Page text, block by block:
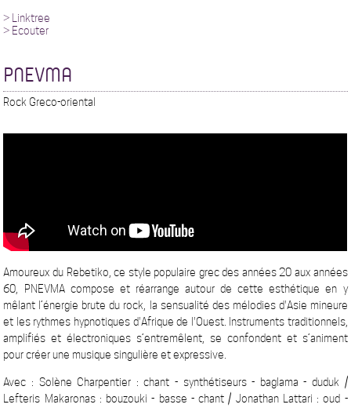
> Linktree
> Ecouter
PNEVMA
Rock Greco-oriental
Amoureux du Rebetiko, ce style populaire grec des années 20 aux années
60, PNEVMA compose et réarrange autour de cette esthétique en y
mêlant l’énergie brute du rock, la sensualité des mélodies d'Asie mineure
et les rythmes hypnotiques d'Afrique de l'Ouest. Instruments traditionnels,
amplifiés et électroniques s’entremêlent, se confondent et s’animent
pour créer une musique singulière et expressive.
Avec : Solène Charpentier : chant - synthétiseurs - baglama - duduk /
Lefteris Makaronas : bouzouki - basse - chant / Jonathan Lattari : oud -